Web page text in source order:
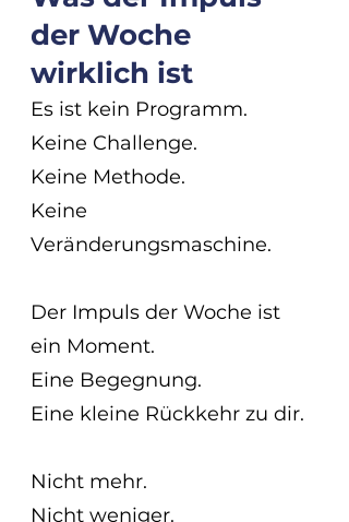
der Woche
wirklich ist
Es ist kein Programm.
Keine Challenge.
Keine Methode.
Keine
Veränderungsmaschine.
Der Impuls der Woche ist
ein Moment.
Eine Begegnung.
Eine kleine Rückkehr zu dir.
Nicht mehr.
Nicht weniger.